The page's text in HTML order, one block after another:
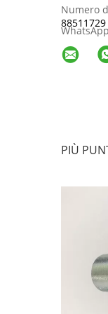
Numero
88511729
PIÙ